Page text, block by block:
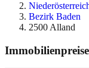
Bezirk Baden
2500 Alland